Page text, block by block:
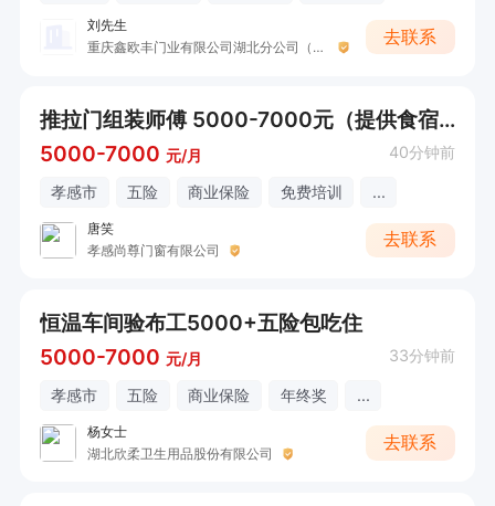
刘先生
重庆鑫欧丰门业有限公司湖北分公司（渝喜门业）
去联系
推拉门组装师傅 5000-7000元（提供食宿）
5000-7000 元/月 40分钟前
孝感市 五险 商业保险 免费培训 ...
唐笑
孝感尚尊门窗有限公司
去联系
恒温车间验布工5000+五险包吃住
5000-7000 元/月 33分钟前
孝感市 五险 商业保险 年终奖 ...
杨女士
湖北欣柔卫生用品股份有限公司
去联系